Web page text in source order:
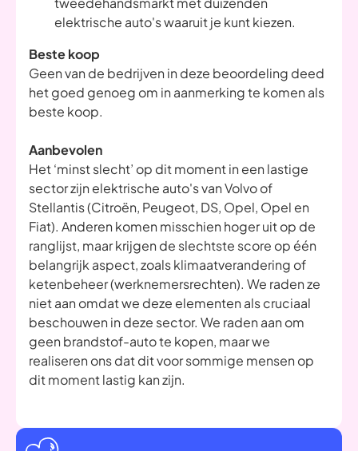
elektrische auto's waaruit je kunt kiezen.
Beste koop
Geen van de bedrijven in deze beoordeling deed
het goed genoeg om in aanmerking te komen als
beste koop.
Aanbevolen
Het ‘minst slecht’ op dit moment in een lastige
sector zijn elektrische auto's van Volvo of
Stellantis (Citroën, Peugeot, DS, Opel, Opel en
Fiat). Anderen komen misschien hoger uit op de
ranglijst, maar krijgen de slechtste score op één
belangrijk aspect, zoals klimaatverandering of
ketenbeheer (werknemersrechten). We raden ze
niet aan omdat we deze elementen als cruciaal
beschouwen in deze sector. We raden aan om
geen brandstof-auto te kopen, maar we
realiseren ons dat dit voor sommige mensen op
dit moment lastig kan zijn.